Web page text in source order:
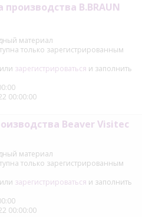
B.BRAUN
материал
только зарегистрированным
или зарегистрироваться и заполнить
00:00:00
Beaver Visitec
материал
только зарегистрированным
или зарегистрироваться и заполнить
00:00:00